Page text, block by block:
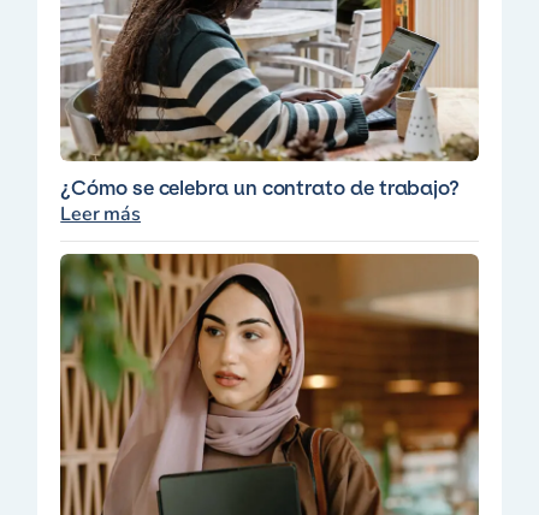
¿Cómo se celebra un contrato de trabajo?
Leer más